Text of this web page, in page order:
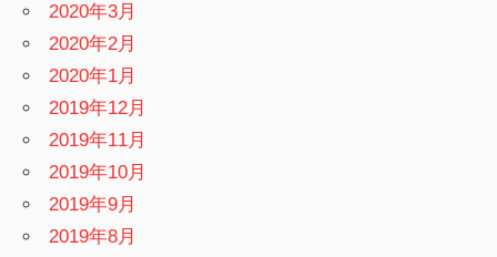
2020年3月
2020年2月
2020年1月
2019年12月
2019年11月
2019年10月
2019年9月
2019年8月